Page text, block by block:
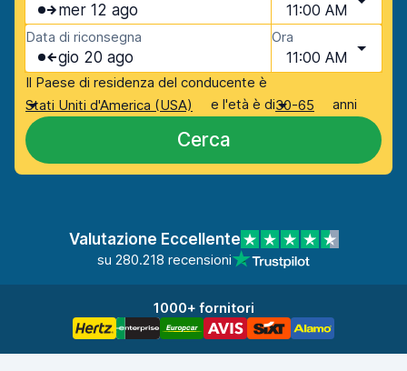
mer 12 ago 11:00 AM
Data di riconsegna
gio 20 ago
Ora
11:00 AM
Il Paese di residenza del conducente è
Stati Uniti d'America (USA)
e l'età è di30-65 anni
Cerca
Valutazione Eccellente
su 280.218 recensioni
1000+ fornitori